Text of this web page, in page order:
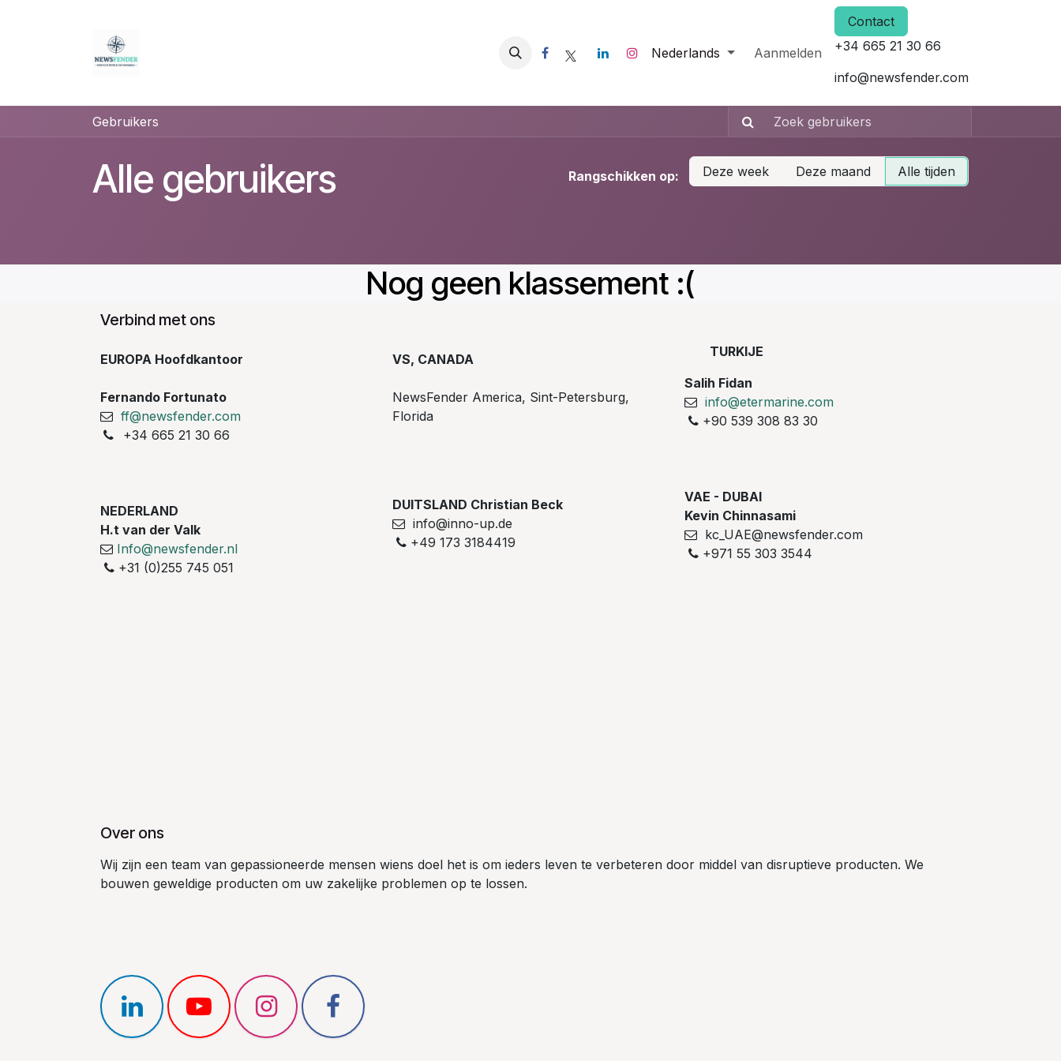
Nederlands Aanmelden
Contact
+34 665 21 30 66
info@newsfender.com
Gebruikers
Alle gebruikers Rangschikken op: Deze week Deze maand Alle tijden
Nog geen klassement :(
Verbind met ons
EUROPA Hoofdkantoor
Fernando Fortunato
ff@newsfender.com
+34 665 21 30 66
NEDERLAND
H.t van der Valk
Info@newsfender.nl
+31 (0)255 745 051
TURKIJE
Salih Fidan
info@etermarine.com
+90 539 308 83 30
VAE - DUBAI
Kevin Chinnasami
kc_UAE@newsfender.com
+971 55 303 3544
Over ons
Wij zijn een team van gepassioneerde mensen wiens doel het is om ieders leven te verbeteren door middel van disruptieve producten. We
bouwen geweldige producten om uw zakelijke problemen op te lossen.
VS, CANADA
NewsFender America, Sint-Petersburg,
Florida
DUITSLAND Christian Beck
info@inno-up.de
+49 173 3184419